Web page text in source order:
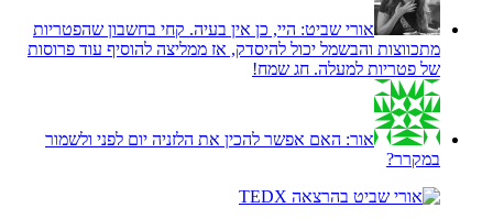
אורי שביט: היי, כן אין בעיה. קחי בחשבון שהפטריות
מתכווצות והבשמל יכול להיסדק, אז ממליצה להוסיף עוד פרוסות
של פטריות למעלה. חג שמח!
אור: האם אפשר להכין את הלזניה יום לפני ולשמור
במקרר?